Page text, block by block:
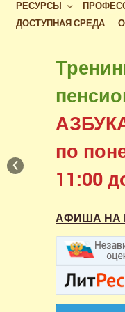
РЕСУРСЫ
ДОСТУПНАЯ СРЕДА
к
в
АФИША НА
купить
по
11:00
АФИША НА
‹